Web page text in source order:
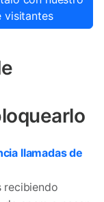
visitantes
llamadas de
recibiendo